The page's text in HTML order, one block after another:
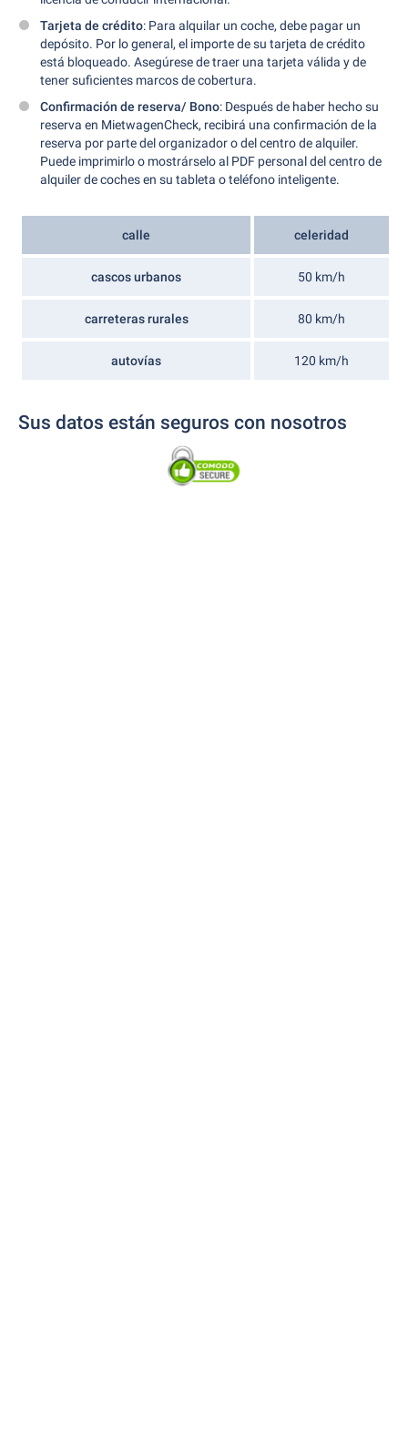
Tarjeta de crédito: Para alquilar un coche, debe pagar un
depósito. Por lo general, el importe de su tarjeta de crédito
está bloqueado. Asegúrese de traer una tarjeta válida y de
tener suficientes marcos de cobertura.
Confirmación de reserva/ Bono: Después de haber hecho su
reserva en MietwagenCheck, recibirá una confirmación de la
reserva por parte del organizador o del centro de alquiler.
Puede imprimirlo o mostrárselo al PDF personal del centro de
alquiler de coches en su tableta o teléfono inteligente.
calle celeridad
cascos urbanos 50 km/h
carreteras rurales 80 km/h
autovías 120 km/h
Sus datos están seguros con nosotros